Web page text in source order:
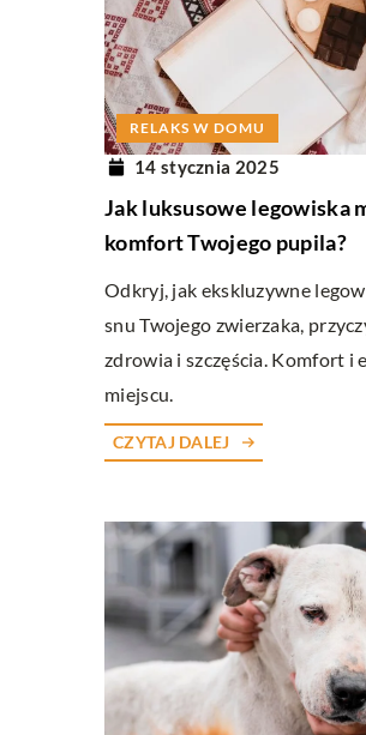
RELAKS W DOMU
14 stycznia 2025
Jak luksusowe legowiska
komfort Twojego pupila?
Odkryj, jak ekskluzywne
snu Twojego zwierzaka,
zdrowia i szczęścia. Komfort i
miejscu.
CZYTAJ DALEJ
W
12
Jak